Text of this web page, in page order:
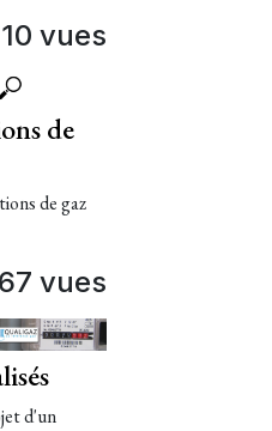
vues
de
de gaz
vues
d'un